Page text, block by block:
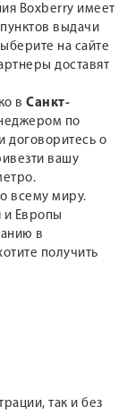
Boxberry имеет
выдачи
на сайте
доставят
в Санкт-
по
и договоритесь о
вашу
всему миру.
и Европы
в
получить
так и без